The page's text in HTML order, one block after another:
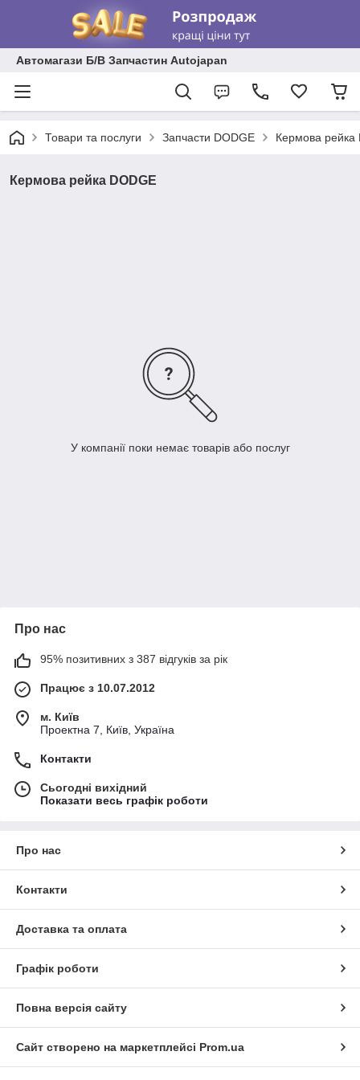
Автомагази Б/В Запчастин Autojapan
Товари та послуги Запчасти DODGE Кермова рейка
Кермова рейка DODGE
У компанії поки немає товарів або послуг
Про нас
95% позитивних з 387 відгуків за рік
Працює з 10.07.2012
м. Київ
Проектна 7, Київ, Україна
Контакти
Сьогодні вихідний
Показати весь графік роботи
Про нас
Контакти
Доставка та оплата
Графік роботи
Повна версія сайту
Сайт створено на маркетплейсі Prom.ua